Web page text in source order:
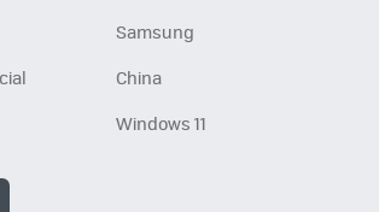
Samsung
China
Windows 11